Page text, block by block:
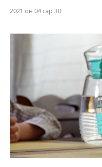
2021 он 04 сар 30